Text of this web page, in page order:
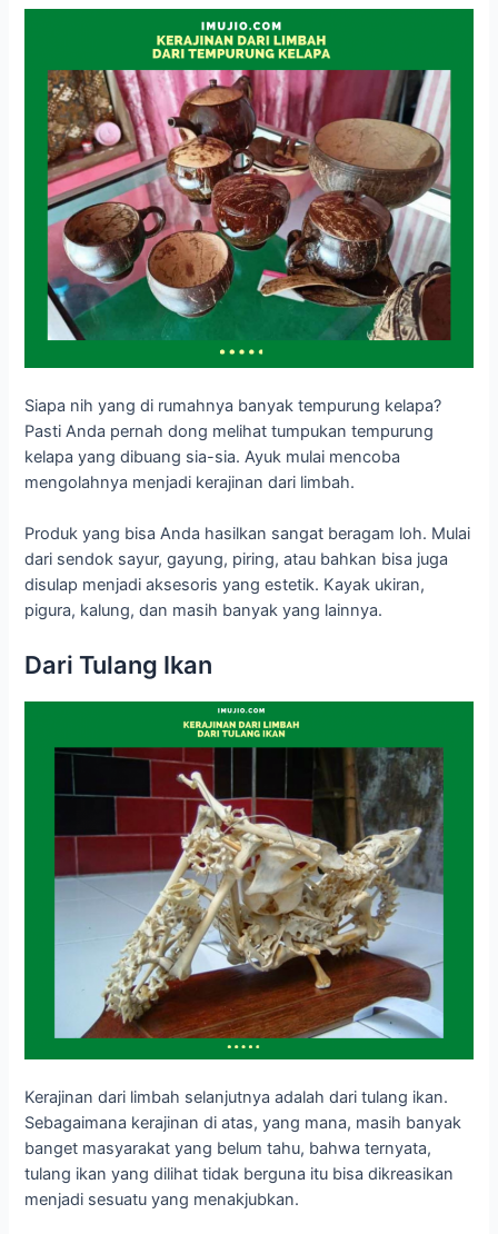
Siapa nih yang di rumahnya banyak tempurung kelapa?
Pasti Anda pernah dong melihat tumpukan tempurung
kelapa yang dibuang sia-sia. Ayuk mulai mencoba
mengolahnya menjadi kerajinan dari limbah.
Produk yang bisa Anda hasilkan sangat beragam loh. Mulai
dari sendok sayur, gayung, piring, atau bahkan bisa juga
disulap menjadi aksesoris yang estetik. Kayak ukiran,
pigura, kalung, dan masih banyak yang lainnya.
Dari Tulang Ikan
Kerajinan dari limbah selanjutnya adalah dari tulang ikan.
Sebagaimana kerajinan di atas, yang mana, masih banyak
banget masyarakat yang belum tahu, bahwa ternyata,
tulang ikan yang dilihat tidak berguna itu bisa dikreasikan
menjadi sesuatu yang menakjubkan.